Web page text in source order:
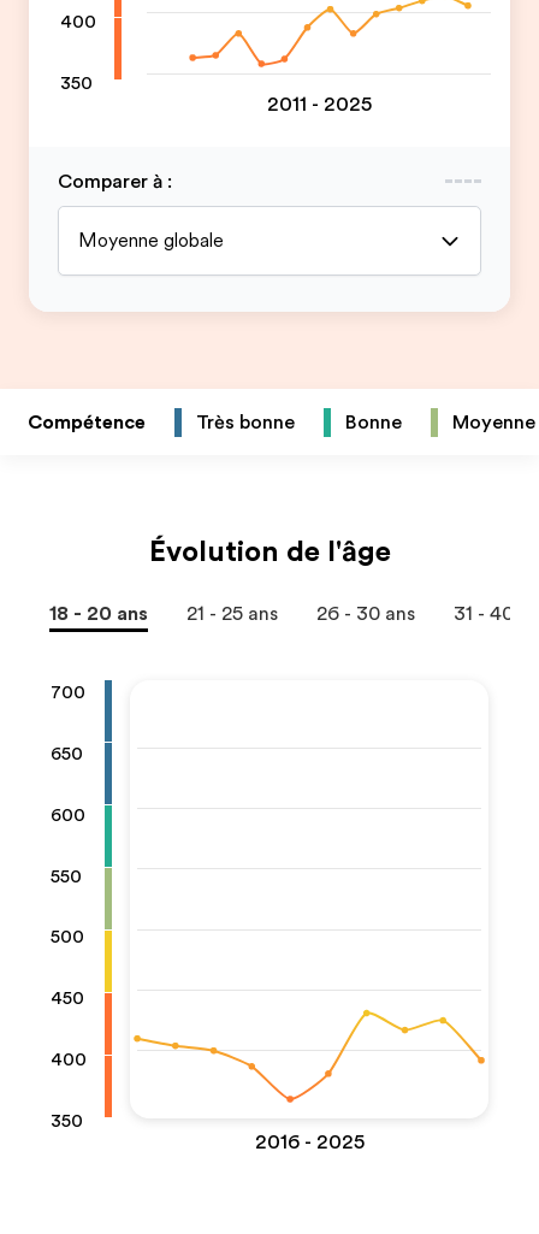
400
350
2011 - 2025
Comparer à :
Moyenne globale
Compétence Très bonne Bonne Moyenne
Évolution de l'âge
18 - 20 ans 21 - 25 ans 26 - 30 ans 31 - 40
700
650
600
550
500
450
400
350
2016 - 2025